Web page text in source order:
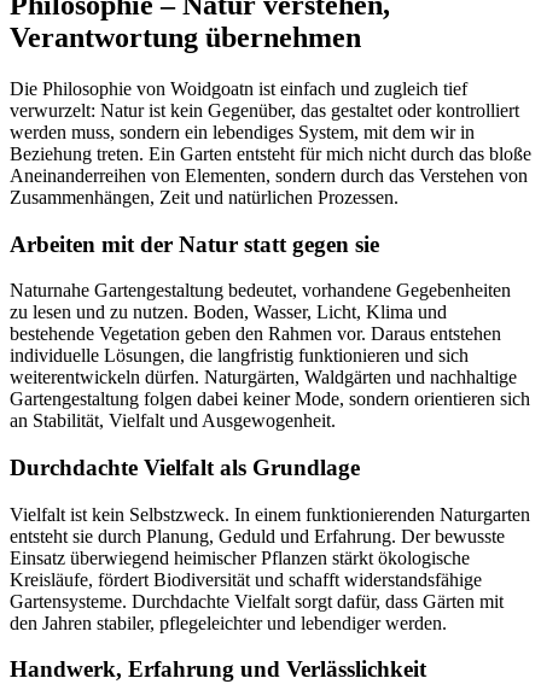
Verantwortung übernehmen
Die Philosophie von Woidgoatn ist einfach und zugleich tief
verwurzelt: Natur ist kein Gegenüber, das gestaltet oder kontrolliert
werden muss, sondern ein lebendiges System, mit dem wir in
Beziehung treten. Ein Garten entsteht für mich nicht durch das bloße
Aneinanderreihen von Elementen, sondern durch das Verstehen von
Zusammenhängen, Zeit und natürlichen Prozessen.
Arbeiten mit der Natur statt gegen sie
Naturnahe Gartengestaltung bedeutet, vorhandene Gegebenheiten
zu lesen und zu nutzen. Boden, Wasser, Licht, Klima und
bestehende Vegetation geben den Rahmen vor. Daraus entstehen
individuelle Lösungen, die langfristig funktionieren und sich
weiterentwickeln dürfen. Naturgärten, Waldgärten und nachhaltige
Gartengestaltung folgen dabei keiner Mode, sondern orientieren sich
an Stabilität, Vielfalt und Ausgewogenheit.
Durchdachte Vielfalt als Grundlage
Vielfalt ist kein Selbstzweck. In einem funktionierenden Naturgarten
entsteht sie durch Planung, Geduld und Erfahrung. Der bewusste
Einsatz überwiegend heimischer Pflanzen stärkt ökologische
Kreisläufe, fördert Biodiversität und schafft widerstandsfähige
Gartensysteme. Durchdachte Vielfalt sorgt dafür, dass Gärten mit
den Jahren stabiler, pflegeleichter und lebendiger werden.
Handwerk, Erfahrung und Verlässlichkeit